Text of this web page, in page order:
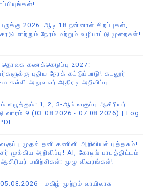
2026: ஆடி 18 நன்னாள் சிறப்புகள்,
மாற்றும் நேரம் மற்றும் வழிபாட்டு முறைகள்!
கணக்கெடுப்பு 2027:
புதிய நேரக் கட்டுப்பாடு! கடலூர்
கல்வி அலுவலர் அதிரடி அறிவிப்பு
எழுத்தும்: 1, 2, 3-ஆம் வகுப்பு ஆசிரியர்
வாரம் 9 (03.08.2026 - 07.08.2026) | Log
முதல் தனி கணினி அறிவியல் புத்தகம்! :
முக்கிய அறிவிப்பு! AI, கோடிங் பாடத்திட்டம்
பயிற்சிகள்: முழு விவரங்கள்!
- மகிழ் முற்றம் வாயிலாக